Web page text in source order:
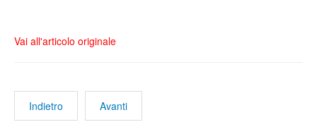
Vai all'articolo originale
Indietro Avanti